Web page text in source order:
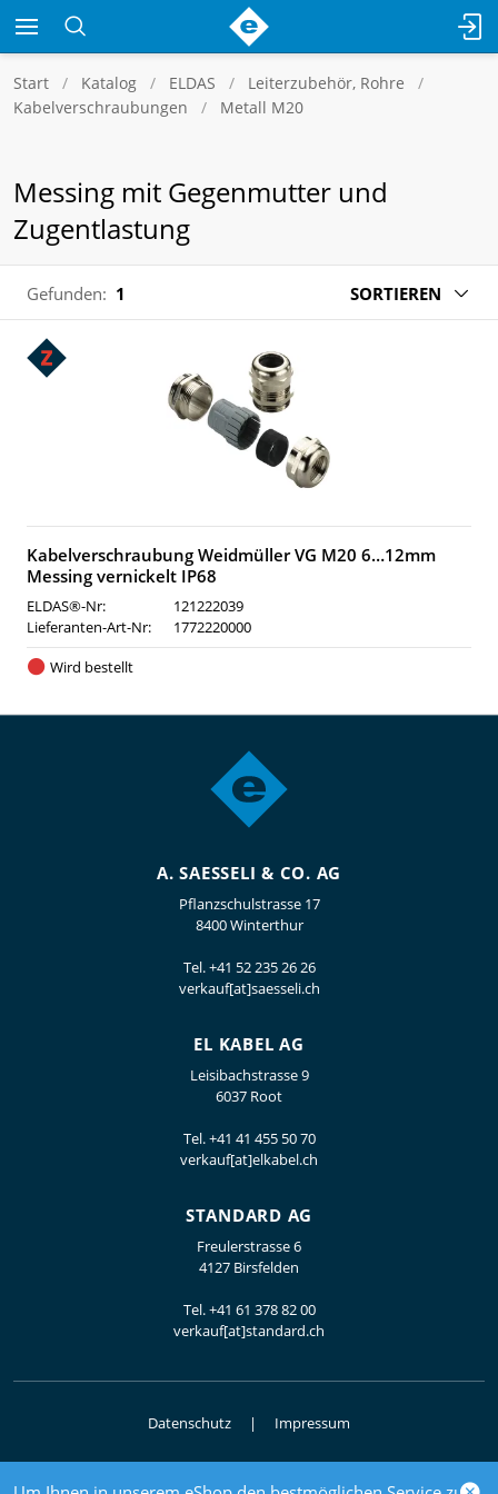
Start Katalog ELDAS
Leiterzubehör, Rohre
Kabelverschraubungen
Metall M20
Messing mit Gegenmutter und
Zugentlastung
Gefunden: 1 SORTIEREN
Kabelverschraubung Weidmüller VG M20 6…12mm
Messing vernickelt IP68
ELDAS®-Nr:
121222039
Lieferanten-Art-Nr:
1772220000
Wird bestellt
A. SAESSELI & CO. AG
Pflanzschulstrasse 17
8400 Winterthur
Tel.+41 52 235 26 26
verkauf[at]saesseli.ch
EL KABEL AG
Leisibachstrasse 9
6037 Root
Tel.+41 41 455 50 70
verkauf[at]elkabel.ch
STANDARD AG
Freulerstrasse 6
4127 Birsfelden
Tel.+41 61 378 82 00
verkauf[at]standard.ch
Datenschutz Impressum